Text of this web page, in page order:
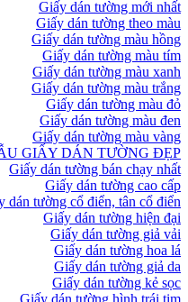
Giấy dán tường mới nhất
Giấy dán tường theo màu
Giấy dán tường màu hồng
Giấy dán tường màu tím
Giấy dán tường màu xanh
Giấy dán tường màu trắng
Giấy dán tường màu đỏ
Giấy dán tường màu đen
Giấy dán tường màu vàng
GIẤY DÁN TƯỜNG ĐẸP
Giấy dán tường bán chạy nhất
Giấy dán tường cao cấp
dán tường cổ điển, tân cổ điển
Giấy dán tường hiện đại
Giấy dán tường giả vải
Giấy dán tường hoa lá
Giấy dán tường giả da
Giấy dán tường kẻ sọc
Giấy dán tường hình trái tim